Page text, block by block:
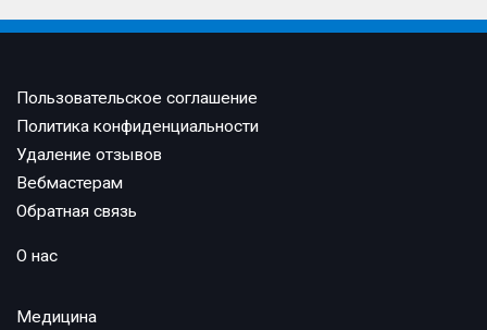
Пользовательское соглашение
Политика конфиденциальности
Удаление отзывов
Вебмастерам
Обратная связь
О нас
Медицина